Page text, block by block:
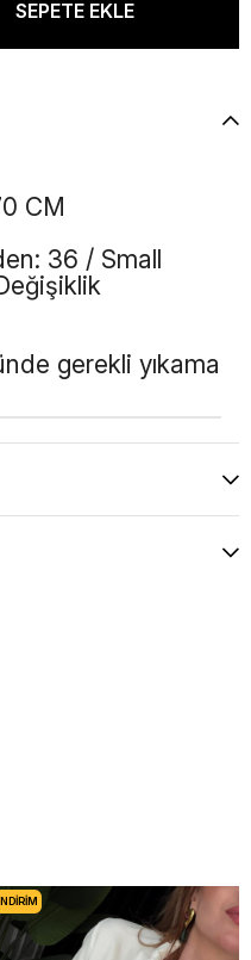
CM
36 / Small
gerekli yıkama